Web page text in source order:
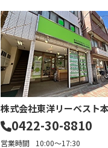
株式会社東洋リーベスト
0422-30-8810
営業時間
10:00～17:30